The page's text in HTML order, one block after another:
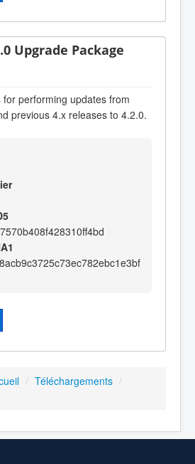
Upgrade Package
performing updates from
previous 4.x releases to 4.2.0.
/ Téléchargements /